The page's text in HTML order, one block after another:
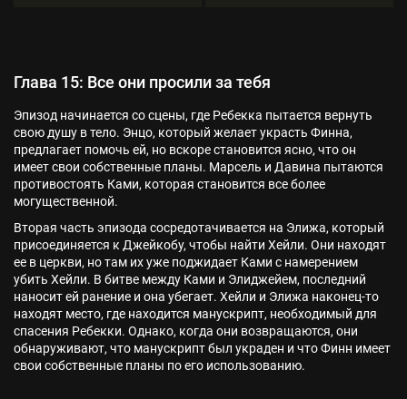
Глава 15: Все они просили за тебя
Эпизод начинается со сцены, где Ребекка пытается вернуть
свою душу в тело. Энцо, который желает украсть Финна,
предлагает помочь ей, но вскоре становится ясно, что он
имеет свои собственные планы. Марсель и Давина пытаются
противостоять Ками, которая становится все более
могущественной.
Вторая часть эпизода сосредотачивается на Элижа, который
присоединяется к Джейкобу, чтобы найти Хейли. Они находят
ее в церкви, но там их уже поджидает Ками с намерением
убить Хейли. В битве между Ками и Элиджейем, последний
наносит ей ранение и она убегает. Хейли и Элижа наконец-то
находят место, где находится манускрипт, необходимый для
спасения Ребекки. Однако, когда они возвращаются, они
обнаруживают, что манускрипт был украден и что Финн имеет
свои собственные планы по его использованию.